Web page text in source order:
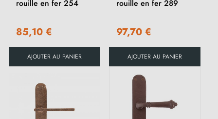
rouille en fer 254
85,10 €
AJOUTER AU PANIER
rouille en fer 289
97,70 €
AJOUTER AU PANIER